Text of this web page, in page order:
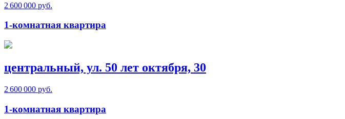
2 600 000 руб.
1-комнатная квартира
центральный, ул. 50 лет октября, 30
2 600 000 руб.
1-комнатная квартира